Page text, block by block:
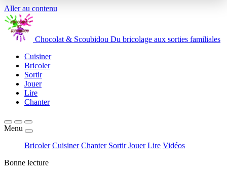
Aller au contenu
Chocolat & Scoubidou Du bricolage aux sorties familiales
Cuisiner
Bricoler
Sortir
Jouer
Lire
Chanter
Menu
Bricoler Cuisiner Chanter Sortir Jouer Lire Vidéos
Bonne lecture